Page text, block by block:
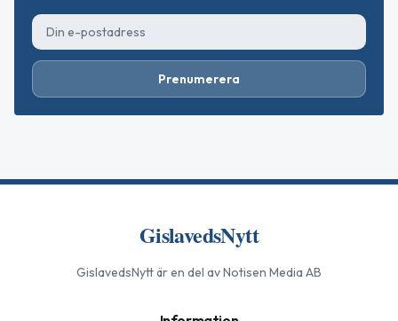
Prenumerera
GislavedsNytt
GislavedsNyttär en del av Notisen Media AB